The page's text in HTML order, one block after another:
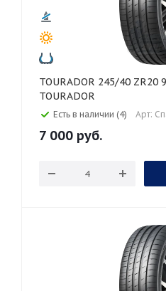
TOURADOR 245/40 ZR20 99Y XL X SPEED TU1,
TOURADOR
Есть в наличии (4) Арт:
7 000 руб.